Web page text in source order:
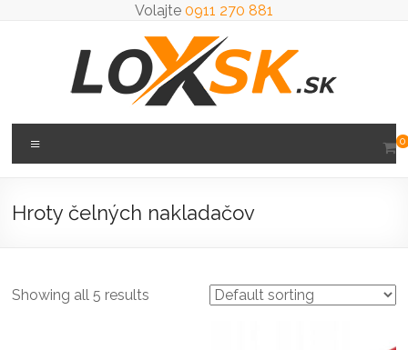
Volajte 0911 270 881
Loxsk
predaj
0
Hroty čelných nakladačov
Showing all 5 results